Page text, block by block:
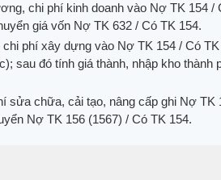
chi phí kinh doanh vào Nợ TK 154 /
giá vốn Nợ TK 632 / Có TK 154.
phí xây dựng vào Nợ TK 154 / Có
sau đó tính giá thành, nhập kho thành
sửa chữa, cải tạo, nâng cấp ghi Nợ TK
Nợ TK 156 (1567) / Có TK 154.